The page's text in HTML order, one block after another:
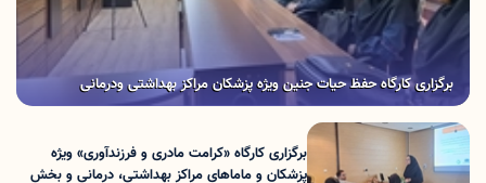
برگزاری کارگاه حفظ حیات جنین ویژه پزشکان مراکز بهداشتی ودرمانی
برگزاری کارگاه «کرامت مادری و فرزندآوری» ویژه
پزشکان و ماماهای مراکز بهداشتی، درمانی و بخش